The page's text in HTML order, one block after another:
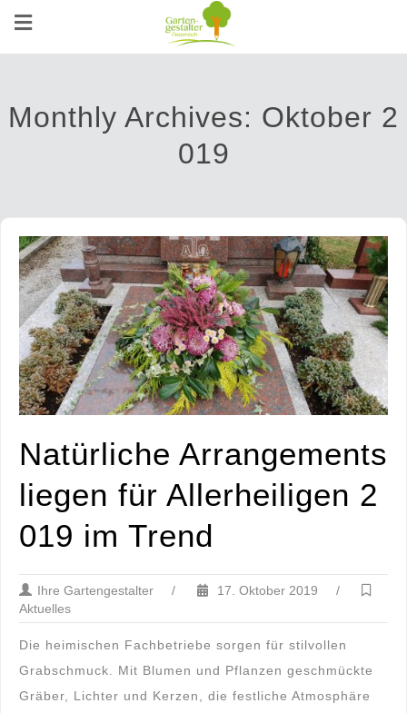
Monthly Archives: Oktober 2
019
Natürliche Arrangements
liegen für Allerheiligen 2
019 im Trend
Ihre Gartengestalter / 17. Oktober 2019
/
Aktuelles
Die heimischen Fachbetriebe sorgen für stilvollen
Grabschmuck. Mit Blumen und Pflanzen geschmückte
Gräber, Lichter und Kerzen, die festliche Atmosphäre